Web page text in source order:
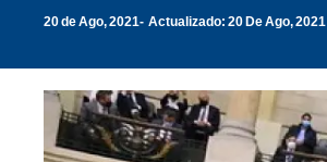
20 de Ago, 2021 Actualizado: 20 De Ago, 2021